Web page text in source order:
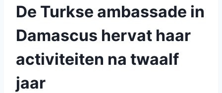
De Turkse ambassade in
Damascus hervat haar
activiteiten na twaalf
jaar